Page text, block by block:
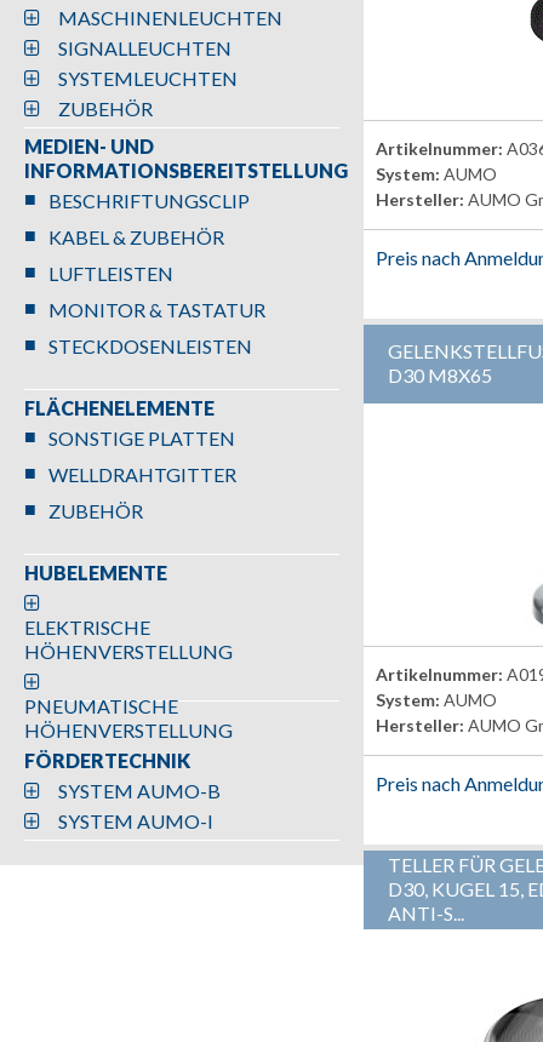
MASCHINENLEUCHTEN
SIGNALLEUCHTEN
SYSTEMLEUCHTEN
ZUBEHÖR
MEDIEN- UND
INFORMATIONSBEREITSTELLUNG
BESCHRIFTUNGSCLIP
KABEL & ZUBEHÖR
LUFTLEISTEN
MONITOR & TASTATUR
STECKDOSENLEISTEN
FLÄCHENELEMENTE
SONSTIGE PLATTEN
WELLDRAHTGITTER
ZUBEHÖR
HUBELEMENTE
ELEKTRISCHE
HÖHENVERSTELLUNG
PNEUMATISCHE
HÖHENVERSTELLUNG
FÖRDERTECHNIK
SYSTEM AUMO-B
SYSTEM AUMO-I
Artikelnummer:
System: AUMO
Hersteller: AUMO
Preis nach
D30 M8X65
Artikelnummer:
System: AUMO
Hersteller: AUMO
Preis nach
TELLER FÜR
D30, KUGEL 15,
ANTI-S...